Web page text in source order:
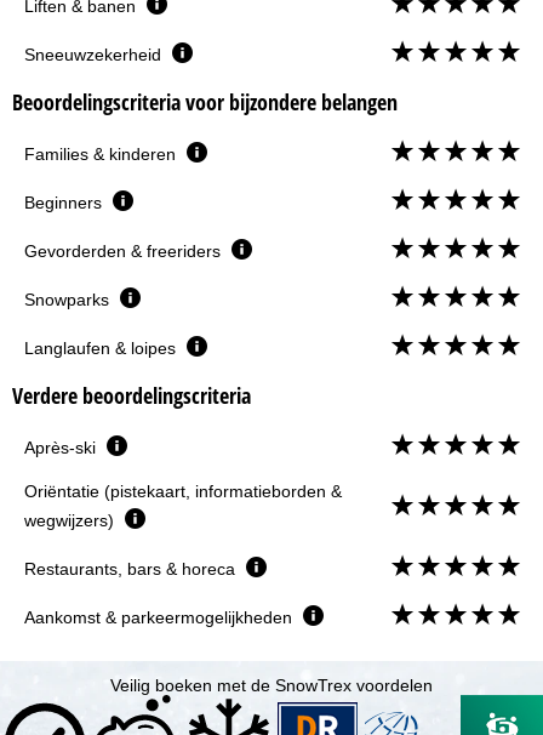
Liften & banen
Sneeuwzekerheid
Beoordelingscriteria voor bijzondere belangen
Families & kinderen
Beginners
Gevorderden & freeriders
Snowparks
Langlaufen & loipes
Verdere beoordelingscriteria
Après-ski
Oriëntatie (pistekaart, informatieborden &
wegwijzers)
Restaurants, bars & horeca
Aankomst & parkeermogelijkheden
Veilig boeken met de SnowTrex voordelen